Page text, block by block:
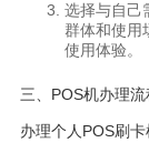
选择与自己
群体和使用
使用体验。
三、POS机办理流
办理个人POS刷卡